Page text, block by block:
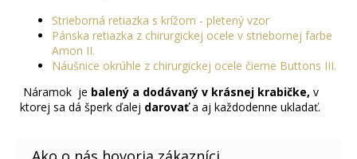
Strieborná retiazka s krížom - pletený vzor
Pánska retiazka z chirurgickej ocele v striebornej farbe
Amon II.
Náušnice okrúhle z chirurgickej ocele čierne Buttons III.
Náramok je balený a dodávaný v krásnej krabičke, v
ktorej sa dá šperk ďalej darovaťa aj každodenne ukladať.